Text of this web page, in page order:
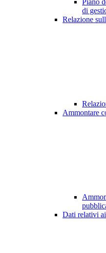
Piano
di
Relazione
Ammontare
Dati relativi